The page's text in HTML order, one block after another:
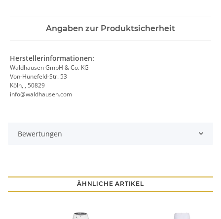
Angaben zur Produktsicherheit
Herstellerinformationen:
Waldhausen GmbH & Co. KG
Von-Hünefeld-Str. 53
Köln, , 50829
info@waldhausen.com
Bewertungen
ÄHNLICHE ARTIKEL